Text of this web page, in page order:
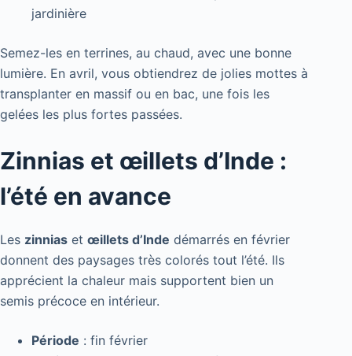
jardinière
Semez-les en terrines, au chaud, avec une bonne
lumière. En avril, vous obtiendrez de jolies mottes à
transplanter en massif ou en bac, une fois les
gelées les plus fortes passées.
Zinnias et œillets d’Inde :
l’été en avance
Les zinnias et œillets d’Inde démarrés en février
donnent des paysages très colorés tout l’été. Ils
apprécient la chaleur mais supportent bien un
semis précoce en intérieur.
Période : fin février